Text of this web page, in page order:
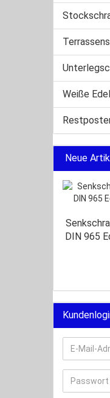
Weiße
Neue
DIN 965
E-
Mail-
Adresse
Passwort